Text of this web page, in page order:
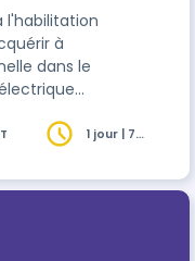
l'habilitation
à
dans le
hybride
ou basse
les
1 jour | 7